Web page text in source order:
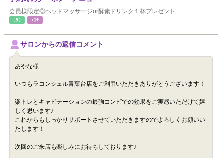
会員様限定◎ヘッドマッサージor酵素ドリンク１杯プレゼント
ﾘﾗｸ ｴｽﾃ
サロンからの返信コメント
あやな様
いつもラコンシェル青葉台店をご利用いただきありがとうございます！
楽トレとキャビテーションの最強コンビでの効果をご実感いただけて嬉
しく思います♪
これからもしっかりサポートさせていただきますのでよろしくお願いい
たします！
次回のご来店も楽しみにお待ちしております♪